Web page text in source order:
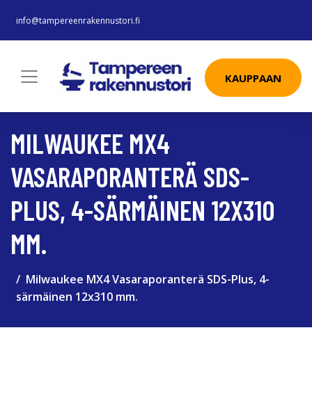
info@tampereenrakennustori.fi
KAUPPAAN
MILWAUKEE MX4
VASARAPORANTERÄ SDS-
PLUS, 4-SÄRMÄINEN 12X310
MM.
Milwaukee MX4 Vasaraporanterä SDS-Plus, 4-
särmäinen 12x310 mm.